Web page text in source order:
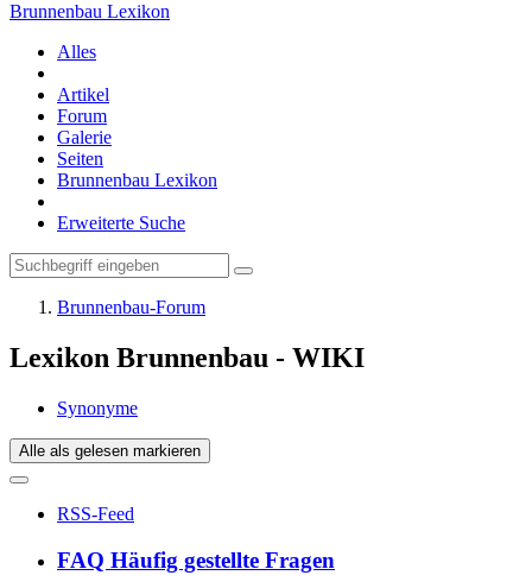
Brunnenbau Lexikon
Alles
Artikel
Forum
Galerie
Seiten
Brunnenbau Lexikon
Erweiterte Suche
Brunnenbau-Forum
Lexikon Brunnenbau - WIKI
Synonyme
Alle als gelesen markieren
RSS-Feed
FAQ Häufig gestellte Fragen